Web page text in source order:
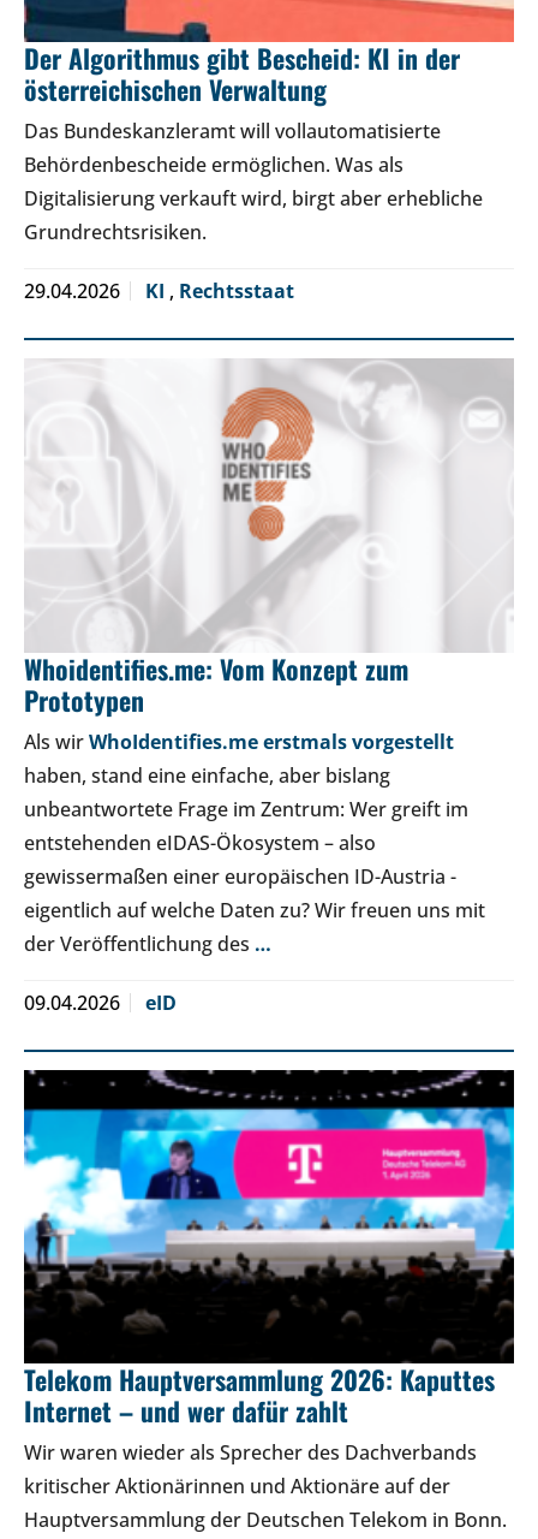
Der Algorithmus gibt Bescheid: KI in der
österreichischen Verwaltung
Das Bundeskanzleramt will vollautomatisierte
Behördenbescheide ermöglichen. Was als
Digitalisierung verkauft wird, birgt aber erhebliche
Grundrechtsrisiken.
29.04.2026 KI , Rechtsstaat
Whoidentifies.me: Vom Konzept zum
Prototypen
Als wirWhoIdentifies.me erstmals vorgestellt
haben, stand eine einfache, aber bislang
unbeantwortete Frage im Zentrum: Wer greift im
entstehenden eIDAS-Ökosystem – also
gewissermaßen einer europäischen ID-Austria -
eigentlich auf welche Daten zu? Wir freuen uns mit
der Veröffentlichung des …
09.04.2026 eID
Telekom Hauptversammlung 2026: Kaputtes
Internet – und wer dafür zahlt
Wir waren wieder als Sprecher des Dachverbands
kritischer Aktionärinnen und Aktionäre auf der
Hauptversammlung der Deutschen Telekom in Bonn.